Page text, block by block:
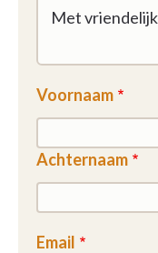
Voornaam
Achternaam
Email